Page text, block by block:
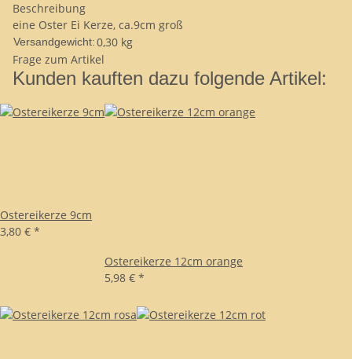
Beschreibung
eine Oster Ei Kerze, ca.9cm groß
Versandgewicht:0,30 kg
Frage zum Artikel
Kunden kauften dazu folgende Artikel:
Ostereikerze 9cm
3,80 € *
Ostereikerze 12cm orange
5,98 € *